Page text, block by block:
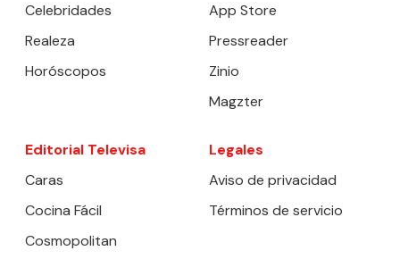
Celebridades
Realeza
Horóscopos
App Store
Pressreader
Zinio
Magzter
Editorial Televisa
Caras
Cocina Fácil
Cosmopolitan
Legales
Aviso de privacidad
Términos de servicio